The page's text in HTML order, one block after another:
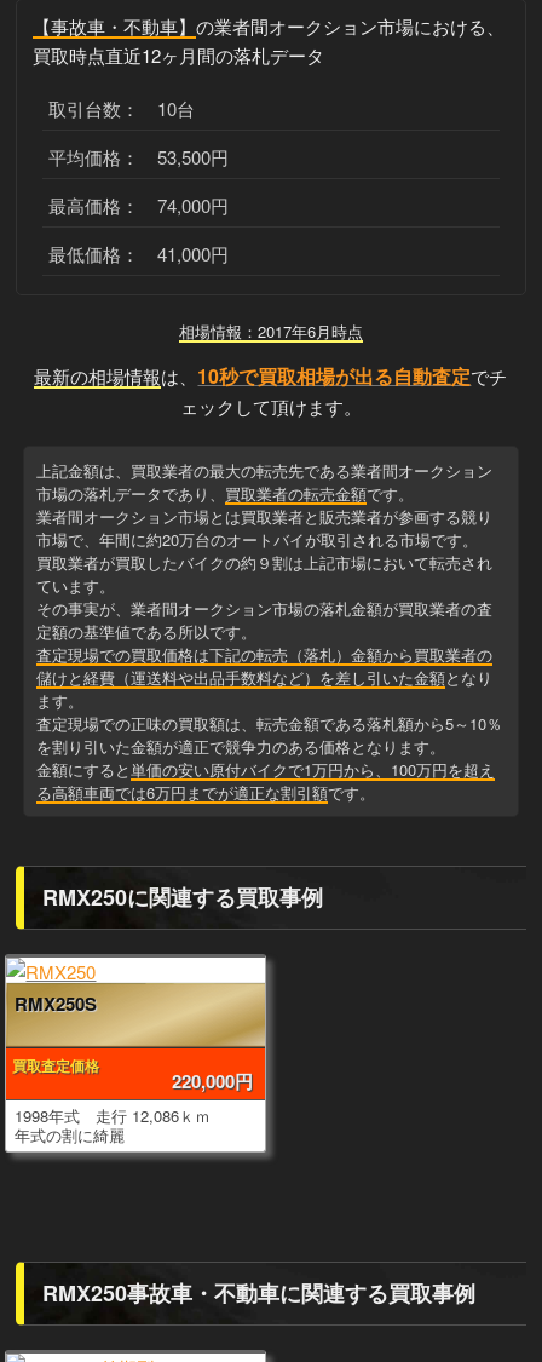
【事故車・不動車】 の業者間オークション市場における、
買取時点直近12ヶ月間の落札データ
取引台数： 10台
平均価格： 53,500円
最高価格： 74,000円
最低価格： 41,000円
相場情報：2017年6月時点
最新の相場情報は、 10秒で買取相場が出る自動査定でチ
ェックして頂けます。
上記金額は、買取業者の最大の転売先である業者間オークション
市場の落札データであり、 買取業者の転売金額です。
業者間オークション市場とは買取業者と販売業者が参画する競り
市場で、年間に約20万台のオートバイが取引される市場です。
買取業者が買取したバイクの約９割は上記市場において転売され
ています。
その事実が、業者間オークション市場の落札金額が買取業者の査
定額の基準値である所以です。
査定現場での買取価格は下記の転売（落札）金額から買取業者の
儲けと経費（運送料や出品手数料など）を差し引いた金額となり
ます。
査定現場での正味の買取額は、転売金額である落札額から5～10％
を割り引いた金額が適正で競争力のある価格となります。
金額にすると単価の安い原付バイクで1万円から、100万円を超え
る高額車両では6万円までが適正な割引額です。
RMX250に関連する買取事例
RMX250S
買取査定価格
220,000円
1998年式 走行 12,086ｋｍ
年式の割に綺麗
RMX250事故車・不動車に関連する買取事例